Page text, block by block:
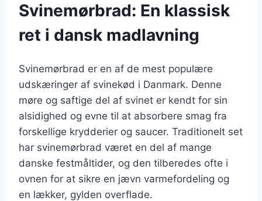
Svinemørbrad: En klassisk
ret i dansk madlavning
Svinemørbrad er en af de mest populære
udskæringer af svinekød i Danmark. Denne
møre og saftige del af svinet er kendt for sin
alsidighed og evne til at absorbere smag fra
forskellige krydderier og saucer. Traditionelt set
har svinemørbrad været en del af mange
danske festmåltider, og den tilberedes ofte i
ovnen for at sikre en jævn varmefordeling og
en lækker, gylden overflade.